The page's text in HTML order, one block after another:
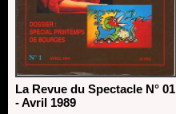
La Revue du Spectacle N° 01
- Avril 1989